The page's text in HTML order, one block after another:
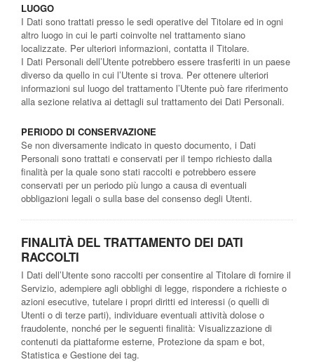
LUOGO
I Dati sono trattati presso le sedi operative del Titolare ed in ogni
altro luogo in cui le parti coinvolte nel trattamento siano
localizzate. Per ulteriori informazioni, contatta il Titolare.
I Dati Personali dell’Utente potrebbero essere trasferiti in un paese
diverso da quello in cui l’Utente si trova. Per ottenere ulteriori
informazioni sul luogo del trattamento l’Utente può fare riferimento
alla sezione relativa ai dettagli sul trattamento dei Dati Personali.
PERIODO DI CONSERVAZIONE
Se non diversamente indicato in questo documento, i Dati
Personali sono trattati e conservati per il tempo richiesto dalla
finalità per la quale sono stati raccolti e potrebbero essere
conservati per un periodo più lungo a causa di eventuali
obbligazioni legali o sulla base del consenso degli Utenti.
FINALITÀ DEL TRATTAMENTO DEI DATI
RACCOLTI
I Dati dell’Utente sono raccolti per consentire al Titolare di fornire il
Servizio, adempiere agli obblighi di legge, rispondere a richieste o
azioni esecutive, tutelare i propri diritti ed interessi (o quelli di
Utenti o di terze parti), individuare eventuali attività dolose o
fraudolente, nonché per le seguenti finalità: Visualizzazione di
contenuti da piattaforme esterne, Protezione da spam e bot,
Statistica e Gestione dei tag.